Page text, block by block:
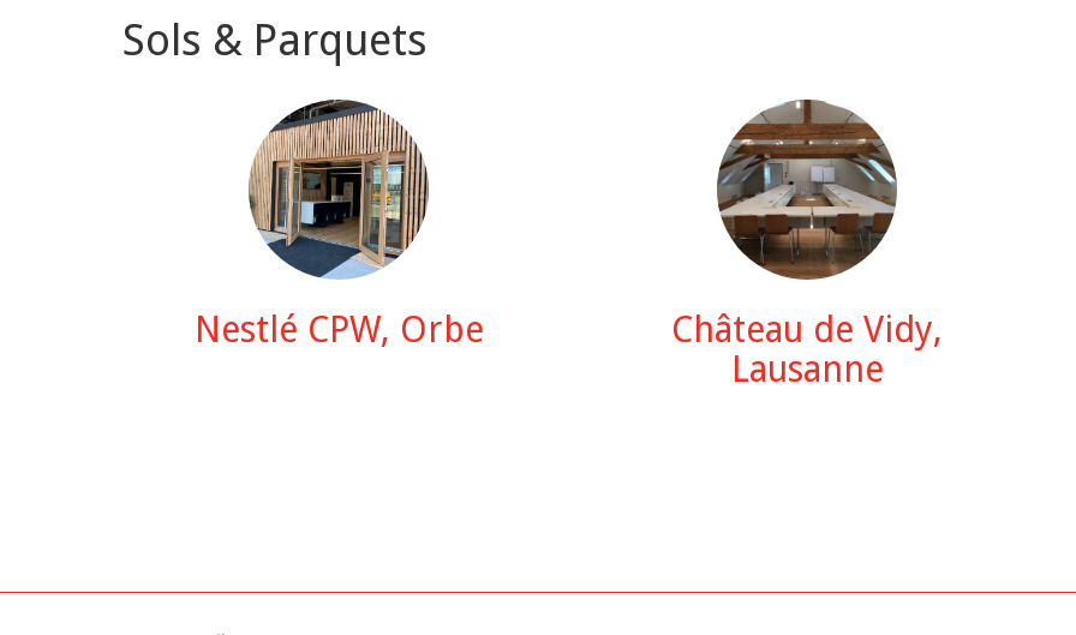
Sols & Parquets
Nestlé CPW, Orbe
Château de Vidy,
Lausanne